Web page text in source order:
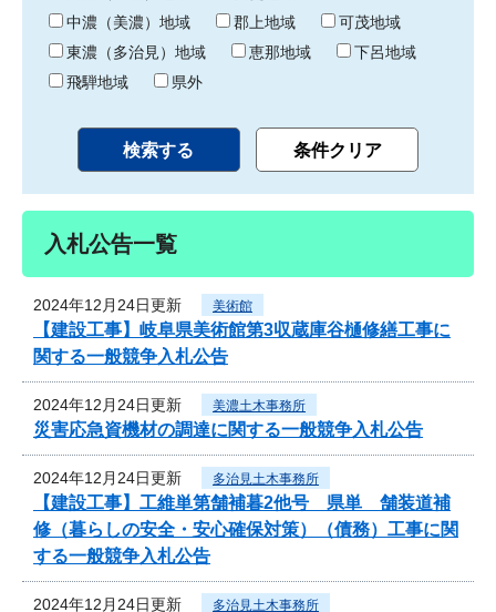
中濃（美濃）地域
郡上地域
可茂地域
東濃（多治見）地域
恵那地域
下呂地域
飛騨地域
県外
入札公告一覧
2024年12月24日更新 美術館
【建設工事】岐阜県美術館第3収蔵庫谷樋修繕工事に
関する一般競争入札公告
2024年12月24日更新 美濃土木事務所
災害応急資機材の調達に関する一般競争入札公告
2024年12月24日更新 多治見土木事務所
【建設工事】工維単第舗補暮2他号 県単 舗装道補
修（暮らしの安全・安心確保対策）（債務）工事に関
する一般競争入札公告
2024年12月24日更新 多治見土木事務所